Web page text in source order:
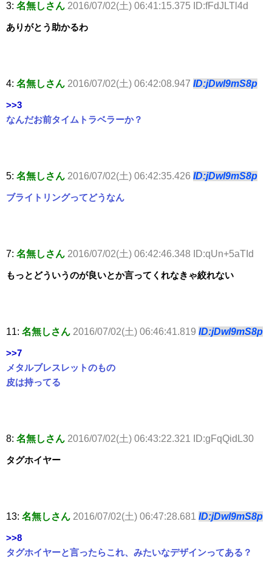
3: 名無しさん 2016/07/02(土) 06:41:15.375 ID:fFdJLTl4d
ありがとう助かるわ
4: 名無しさん 2016/07/02(土) 06:42:08.947 ID:jDwl9mS8p
>>3
なんだお前タイムトラベラーか？
5: 名無しさん 2016/07/02(土) 06:42:35.426 ID:jDwl9mS8p
ブライトリングってどうなん
7: 名無しさん 2016/07/02(土) 06:42:46.348 ID:qUn+5aTId
もっとどういうのが良いとか言ってくれなきゃ絞れない
11: 名無しさん 2016/07/02(土) 06:46:41.819 ID:jDwl9mS8p
>>7
メタルブレスレットのもの
皮は持ってる
8: 名無しさん 2016/07/02(土) 06:43:22.321 ID:gFqQidL30
タグホイヤー
13: 名無しさん 2016/07/02(土) 06:47:28.681 ID:jDwl9mS8p
>>8
タグホイヤーと言ったらこれ、みたいなデザインってある？